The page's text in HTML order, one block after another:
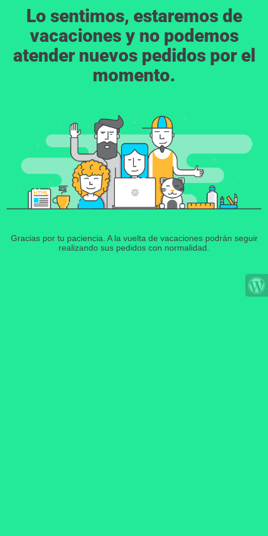
Lo sentimos, estaremos de
vacaciones y no podemos
atender nuevos pedidos por el
momento.
Gracias por tu paciencia. A la vuelta de vacaciones podrán seguir
realizando sus pedidos con normalidad.